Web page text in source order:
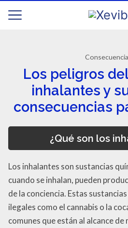
Los peligros
inhalantes y
consecuencias
¿Qué son los
Los inhalantes son sustancias
cuando se inhalan, pueden
de la conciencia. Estas
ilegales como el cannabis o la
comunes que están al alcance de